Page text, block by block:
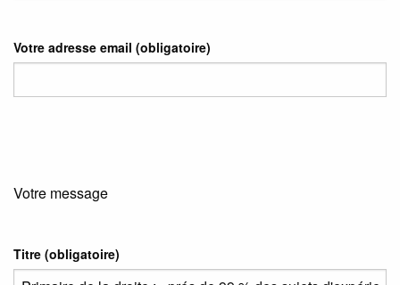
Votre adresse email (obligatoire)
Votre message
Titre (obligatoire)